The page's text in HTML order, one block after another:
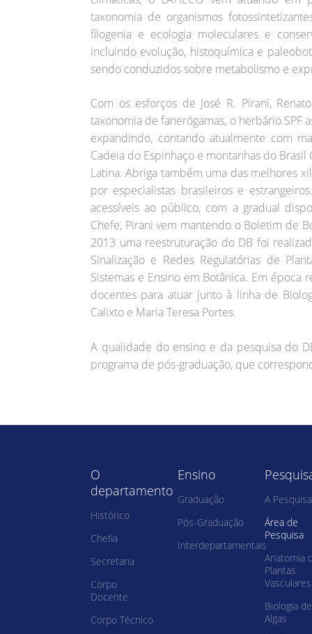
taxonomia de organismos
filogenia e ecologia moleculares e
incluindo evolução, histoquímica e
sendo conduzidos sobre metabolismo e
Com os esforços de José R. Pirani,
taxonomia de fanerógamas, o herbário SPF
expandindo, contando atualmente com
Cadeia do Espinhaço e montanhas do
Latina. Abriga também uma das melhores
por especialistas brasileiros e
acessíveis ao público, com a gradual
Chefe, Pirani vem mantendo o Boletim de
2013 uma reestruturação do DB foi
Sinalização e Redes Regulatórias de
Sistemas e Ensino em Botânica. Em época
docentes para atuar junto à linha de
Calixto e Maria Teresa Portes.
A qualidade do ensino e da pesquisa do
programa de pós-graduação, que
O
departamento
Histórico
Chefia
Secretaria
Corpo
Docente
Corpo Técnico
Ensino
Graduação
Pós-Graduação
Interdepartamentais
A Pesquisa
Área de
Pesquisa
Anatomia
Plantas
Vasculares
Biologia de
Algas